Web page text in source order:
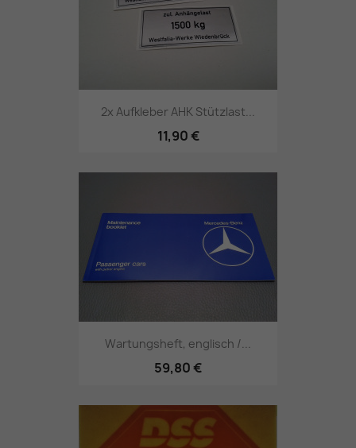
2x Aufkleber AHK Stützlast...
11,90 €
Wartungsheft, englisch /...
59,80 €